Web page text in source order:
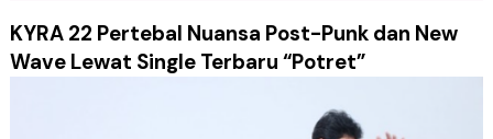
KYRA 22 Pertebal Nuansa Post-Punk dan New
Wave Lewat Single Terbaru “Potret”